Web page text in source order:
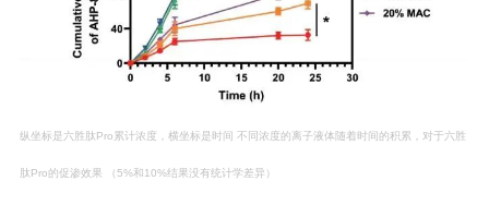
纵坐标是六胜肽Pro累计浓度，横坐标是时间 不同浓度的离子液体随着时间的积累，对于六胜
肽Pro的促渗效果 （5%和10%结果没有统计学差异）